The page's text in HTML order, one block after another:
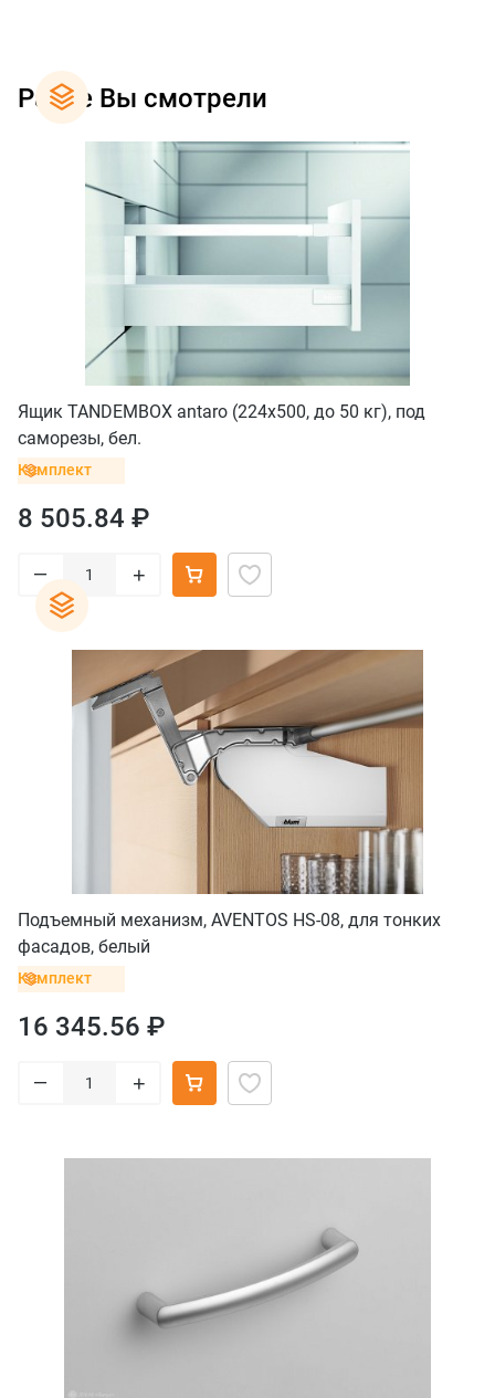
Ранее Вы смотрели
Ящик TANDEMBOX antaro (224х500, до 50 кг), под
саморезы, бел.
Комплект
8 505.84 ₽
– +
Подъемный механизм, AVENTOS HS-08, для тонких
фасадов, белый
Комплект
16 345.56 ₽
– +